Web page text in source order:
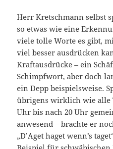
Herr Kretschmann selbst
so etwas wie eine
viele tolle Worte es gibt,
viel besser ausdrücken
Kraftausdrücke – ein
Schimpfwort, aber doch
ein Depp beispielsweise.
übrigens wirklich wie alle
Uhr bis nach 20 Uhr
anwesend – brachte er
„D’Aget haget wenn’s